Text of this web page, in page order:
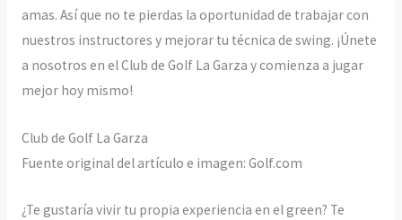
amas. Así que no te pierdas la oportunidad de trabajar con
nuestros instructores y mejorar tu técnica de swing. ¡Únete
a nosotros en el Club de Golf La Garza y comienza a jugar
mejor hoy mismo!
Club de Golf La Garza
Fuente original del artículo e imagen: Golf.com
¿Te gustaría vivir tu propia experiencia en el green? Te